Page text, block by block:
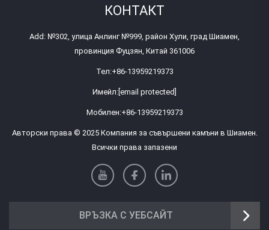
КОНТАКТ
Add: №302, улица Анлинг №999, район Хули, град Шиамен,
провинция Фуцзян, Китай 361006
Тел:+86-13959219373
Имейл: [email protected]
Мобилен:+86-13959219373
Авторски права © 2025 Компания за съвършени камъни в Шиамен.
Всички права запазени
ВРЪЗКА С УЕБСАЙТ